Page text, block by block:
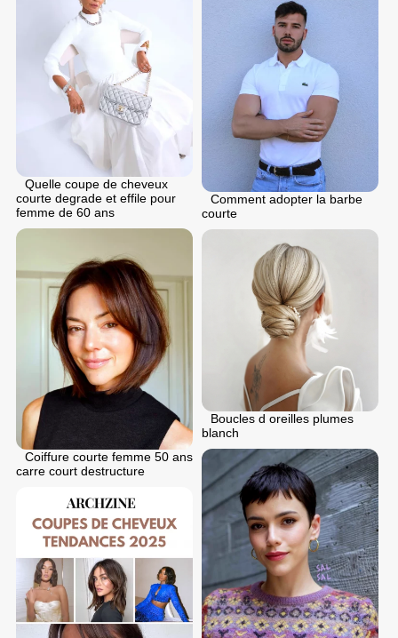
Quelle coupe de cheveux
courte degrade et effile pour
femme de 60 ans
Comment adopter la barbe
courte
Coiffure courte femme 50 ans
carre court destructure
Boucles d oreilles plumes
blanch